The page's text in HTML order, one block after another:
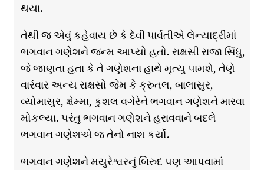
થયા.
તેથી જ એવું કહેવાય છે કે દેવી પાર્વતીએ લેન્યાદ્રીમાં
ભગવાન ગણેશને જન્મ આપ્યો હતો. રાક્ષસી રાજા સિંધુ,
જે જાણતા હતા કે તે ગણેશના હાથે મૃત્યુ પામશે, તેણે
વારંવાર અન્ય રાક્ષસો જેમ કે ક્રુતલ, બાલાસુર,
વ્યોમાસુર, ક્ષેમ્મા, કુશલ વગેરેને ભગવાન ગણેશને મારવા
મોકલ્યા. પરંતુ ભગવાન ગણેશને હરાવવાને બદલે
ભગવાન ગણેશએ જ તેનો નાશ કર્યો.
ભગવાન ગણેશને મયુરેશ્વરનું બિરુદ પણ આપવામાં